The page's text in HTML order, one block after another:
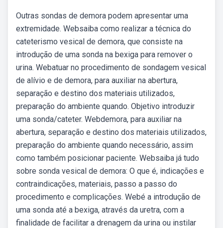
Outras sondas de demora podem apresentar uma
extremidade. Websaiba como realizar a técnica do
cateterismo vesical de demora, que consiste na
introdução de uma sonda na bexiga para remover o
urina. Webatuar no procedimento de sondagem vesical
de alívio e de demora, para auxiliar na abertura,
separação e destino dos materiais utilizados,
preparação do ambiente quando. Objetivo introduzir
uma sonda/cateter. Webdemora, para auxiliar na
abertura, separação e destino dos materiais utilizados,
preparação do ambiente quando necessário, assim
como também posicionar paciente. Websaiba já tudo
sobre sonda vesical de demora: O que é, indicações e
contraindicações, materiais, passo a passo do
procedimento e complicações. Webé a introdução de
uma sonda até a bexiga, através da uretra, com a
finalidade de facilitar a drenagem da urina ou instilar